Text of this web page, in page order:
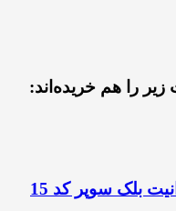
را هم خریده‌اند:
بلک سوپر کد 15